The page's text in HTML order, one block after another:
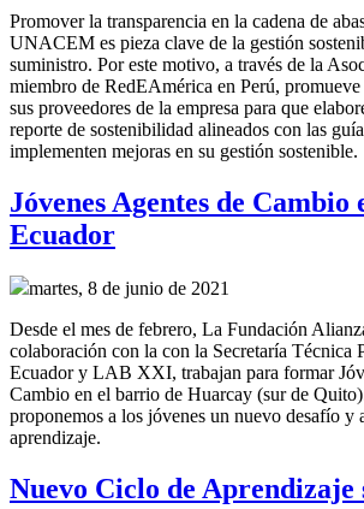
Promover la transparencia en la cadena de
UNACEM es pieza clave de la gestión
suministro. Por este motivo, a través de la
miembro de RedEAmérica en Perú,
sus proveedores de la empresa para que
reporte de sostenibilidad alineados con las
implementen mejoras en su gestión sostenible.
Jóvenes Agentes de Cambio
Ecuador
martes, 8 de junio de 2021
Desde el mes de febrero, La Fundación
colaboración con la con la Secretaría Técnica
Ecuador y LAB XXI, trabajan para formar
Cambio en el barrio de Huarcay (sur de
proponemos a los jóvenes un nuevo desafío y
aprendizaje.
Nuevo Ciclo de Aprendizaje